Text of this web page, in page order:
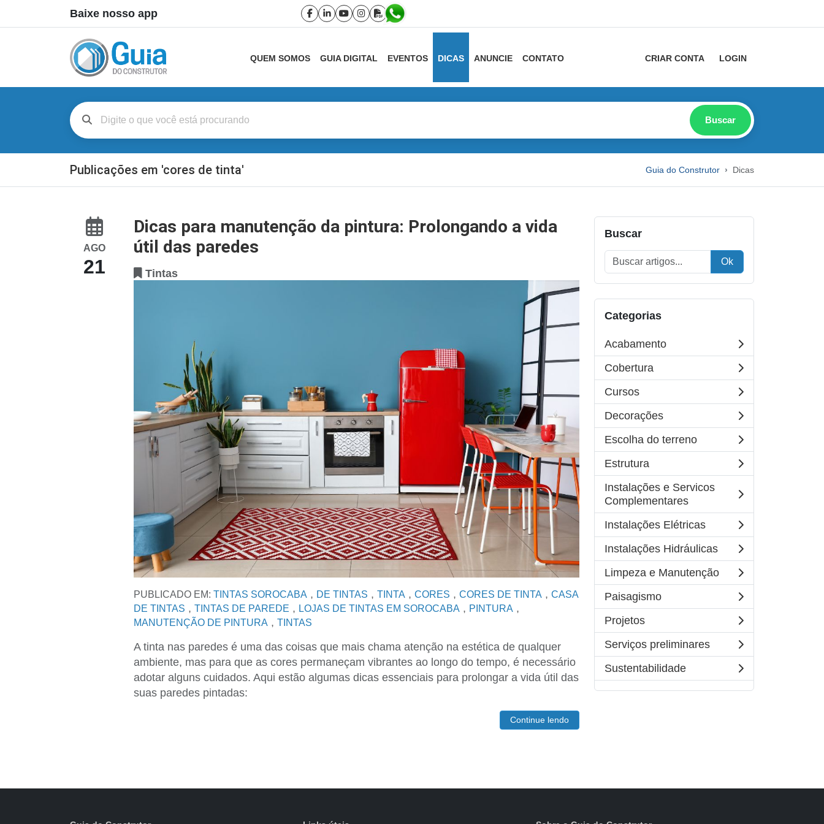
Baixe nosso app
QUEM SOMOS GUIA DIGITAL EVENTOS DICAS ANUNCIE CONTATO CRIAR CONTA LOGIN
Buscar
Publicações em 'cores de tinta' Guia do Construtor Dicas
AGO
21
Dicas para manutenção da pintura: Prolongando a vida
útil das paredes
Tintas
PUBLICADO EM: TINTAS SOROCABA , DE TINTAS , TINTA , CORES , CORES DE TINTA , CASA
DE TINTAS , TINTAS DE PAREDE , LOJAS DE TINTAS EM SOROCABA , PINTURA ,
MANUTENÇÃO DE PINTURA , TINTAS
A tinta nas paredes é uma das coisas que mais chama atenção na estética de qualquer
ambiente, mas para que as cores permaneçam vibrantes ao longo do tempo, é necessário
adotar alguns cuidados. Aqui estão algumas dicas essenciais para prolongar a vida útil das
suas paredes pintadas:
Continue lendo
Buscar
Ok
Categorias
Acabamento
Cobertura
Cursos
Decorações
Escolha do terreno
Estrutura
Instalações e Servicos
Complementares
Instalações Elétricas
Instalações Hidráulicas
Limpeza e Manutenção
Paisagismo
Projetos
Serviços preliminares
Sustentabilidade